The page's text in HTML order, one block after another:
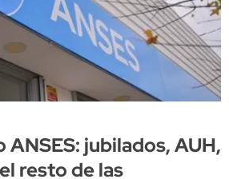
ANSES: jubilados, AUH,
resto de las